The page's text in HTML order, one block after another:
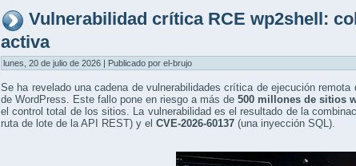
Vulnerabilidad crítica RCE wp2shell:
activa
lunes, 20 de julio de 2026 | Publicado por el-brujo
Se ha revelado una cadena de vulnerabilidades crítica de ejecución remota
de WordPress. Este fallo pone en riesgo a más de 500 millones de sitios
el control total de los sitios. La vulnerabilidad es el resultado de la
ruta de lote de la API REST) y el CVE-2026-60137 (una inyección SQL).